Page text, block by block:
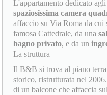
L'appartamento dedicato
spaziosissima camera
affaccio su Via Roma da cui
famosa Cattedrale, da una
bagno privato, e da un
La struttura
Il B&B si trova al piano
storico, ristrutturata nel
di un balcone che affaccia